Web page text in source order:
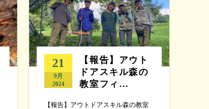
21
9月
2024
【報告】アウト
ドアスキル森の
教室フィ…
【報告】アウトドアスキル森の教室